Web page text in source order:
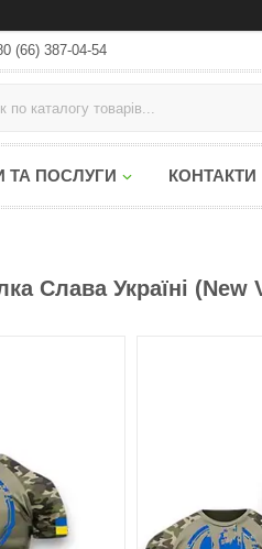
(66) 387-04-54
ТА ПОСЛУГИ КОНТАКТИ
Слава Україні (New